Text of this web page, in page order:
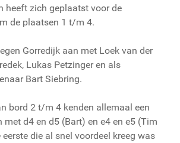
heeft zich geplaatst voor de
de plaatsen 1 t/m 4.
Gorredijk aan met Loek van der
Lukas Petzinger en als
Bart Siebring.
bord 2 t/m 4 kenden allemaal een
met d4 en d5 (Bart) en e4 en e5 (Tim
die al snel voordeel kreeg was